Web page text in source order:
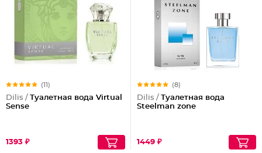
(11)
Dilis / Туалетная вода Virtual
Sense
1393 ₽
(8)
Dilis / Туалетная вода
Steelman zone
1449 ₽